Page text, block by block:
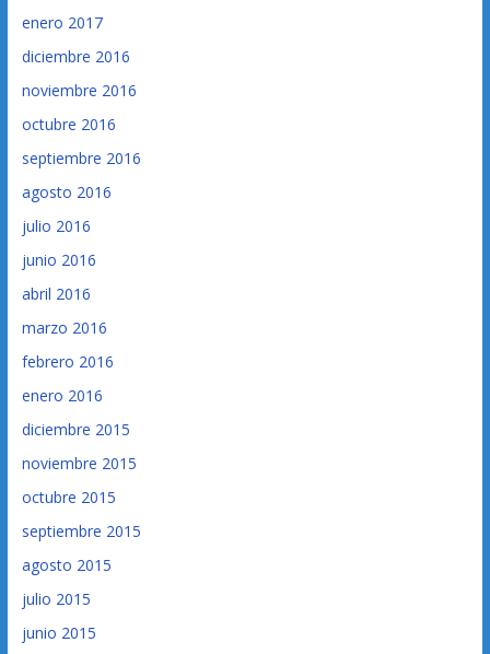
enero 2017
diciembre 2016
noviembre 2016
octubre 2016
septiembre 2016
agosto 2016
julio 2016
junio 2016
abril 2016
marzo 2016
febrero 2016
enero 2016
diciembre 2015
noviembre 2015
octubre 2015
septiembre 2015
agosto 2015
julio 2015
junio 2015